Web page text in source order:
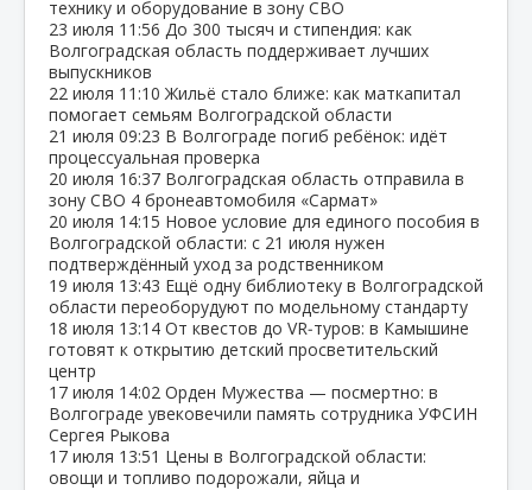
технику и оборудование в зону СВО
23 июля 11:56 До 300 тысяч и стипендия: как
Волгоградская область поддерживает лучших
выпускников
22 июля 11:10 Жильё стало ближе: как маткапитал
помогает семьям Волгоградской области
21 июля 09:23 В Волгограде погиб ребёнок: идёт
процессуальная проверка
20 июля 16:37 Волгоградская область отправила в
зону СВО 4 бронеавтомобиля «Сармат»
20 июля 14:15 Новое условие для единого пособия в
Волгоградской области: с 21 июля нужен
подтверждённый уход за родственником
19 июля 13:43 Ещё одну библиотеку в Волгоградской
области переоборудуют по модельному стандарту
18 июля 13:14 От квестов до VR‑туров: в Камышине
готовят к открытию детский просветительский
центр
17 июля 14:02 Орден Мужества — посмертно: в
Волгограде увековечили память сотрудника УФСИН
Сергея Рыкова
17 июля 13:51 Цены в Волгоградской области:
овощи и топливо подорожали, яйца и